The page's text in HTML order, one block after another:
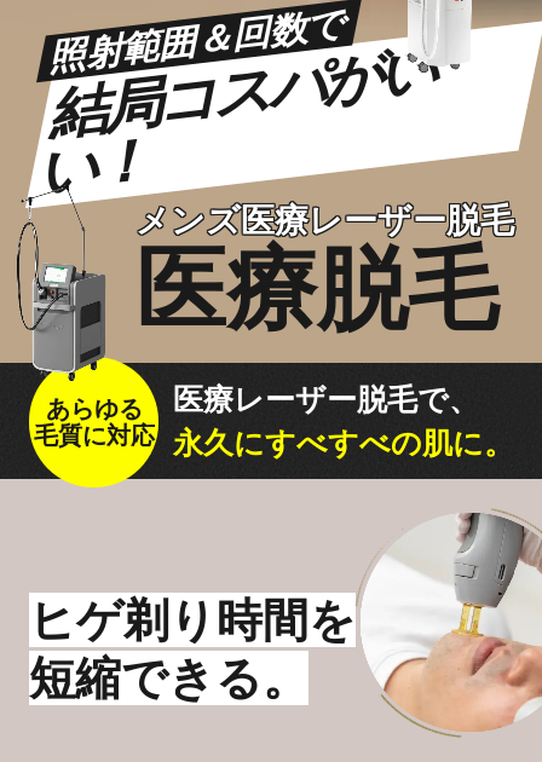
若返り・アンチエイジング
しみ・そばかす
毛穴
シワ
たるみ
ニキビ・ニキビ跡
肌質改善
ほくろ・いぼ
体のお悩み
若返り・アンチエイジング
汗・におい
医療痩身
男性美容内科
医療脱毛
アートメイク
眉毛アートメイク
ヘアアートメイク
アクセス（東京）
クリニック案内
クリニックについて（東京）
福岡
お知らせ
照射範囲＆回数で
結
局
コ
ス
パ
が
い
い
！
メンズ医療レーザー脱毛
医療脱毛
あらゆる
毛質に対応
医療レーザー脱毛で、
永久にすべすべの肌に。
ヒゲ剃り時間を
短縮できる。